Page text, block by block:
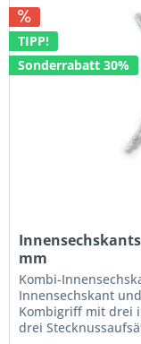
TIPP!
Sonderrabatt 30%
mm
Kombi-
Innensechskant
Kombigriff mit drei
drei